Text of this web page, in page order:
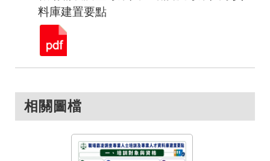
料庫建置要點
相關圖檔